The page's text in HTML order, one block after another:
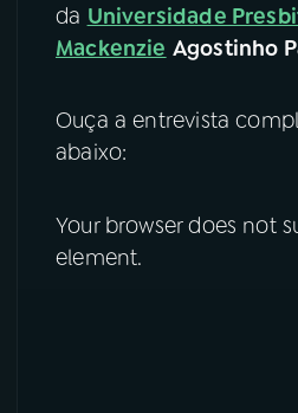
Instagram X
TikTok
da Universidade
Mackenzie Agostinho
Ouça a entrevista
abaixo:
Your browser does not
element.